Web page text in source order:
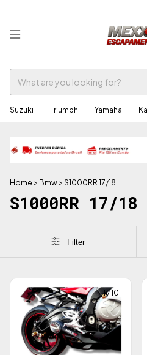
Suzuki Triumph Yamaha
Home > Bmw > S1000RR 17/18
S1000RR 17/18
Filter
1/10